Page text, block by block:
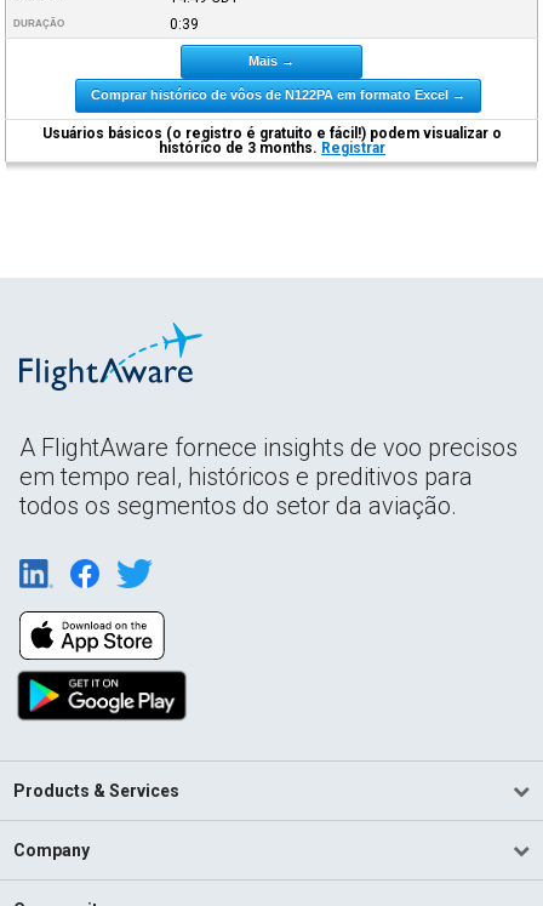
DURAÇÃO 0:39
Mais →
Comprar histórico de vôos de N122PA em formato Excel →
Usuários básicos (o registro é gratuito e fácil!) podem visualizar o
histórico de 3 months. Registrar
A FlightAware fornece insights de voo precisos
em tempo real, históricos e preditivos para
todos os segmentos do setor da aviação.
Products & Services
Company